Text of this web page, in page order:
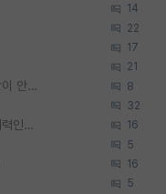
14
22
17
21
석박사 과정 합격하고, 컨택했던교수님이 연락이 안됩니다... 8
32
박사진학하기에 2억은 괜찮은 (?) 정도의 경제력인가요 16
5
16
5